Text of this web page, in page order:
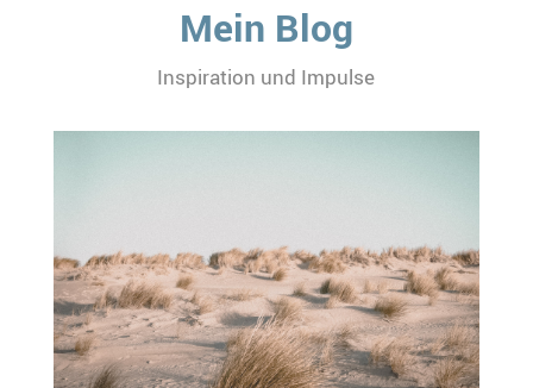
Mein Blog
Inspiration und Impulse